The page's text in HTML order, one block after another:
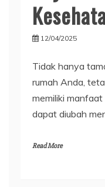
12/04/2025
Tidak hanya
rumah Anda,
memiliki
dapat diubah
Read More